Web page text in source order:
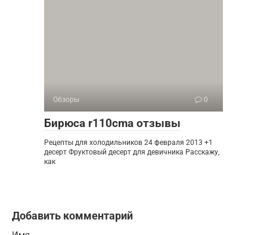
Обзоры 0
Бирюса r110cma отзывы
Рецепты для холодильников 24 февраля 2013 +1
десерт Фруктовый десерт для девичника Расскажу,
как
Добавить комментарий